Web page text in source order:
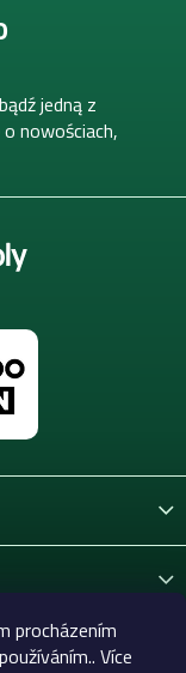
procházením
Více
jedną z
nowościach,